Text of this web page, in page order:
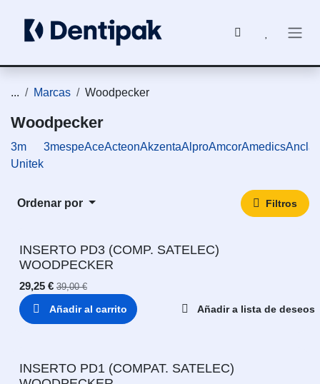
... Marcas Woodpecker
Woodpecker
3m
Unitek
3mespeAceActeonAkzentaAlproAmcorAmedics
Ordenar por Filtros
INSERTO PD3 (COMP. SATELEC)
WOODPECKER
29,25 € 39,00€
Añadir al carrito Añadir a lista de deseos
INSERTO PD1 (COMPAT. SATELEC)